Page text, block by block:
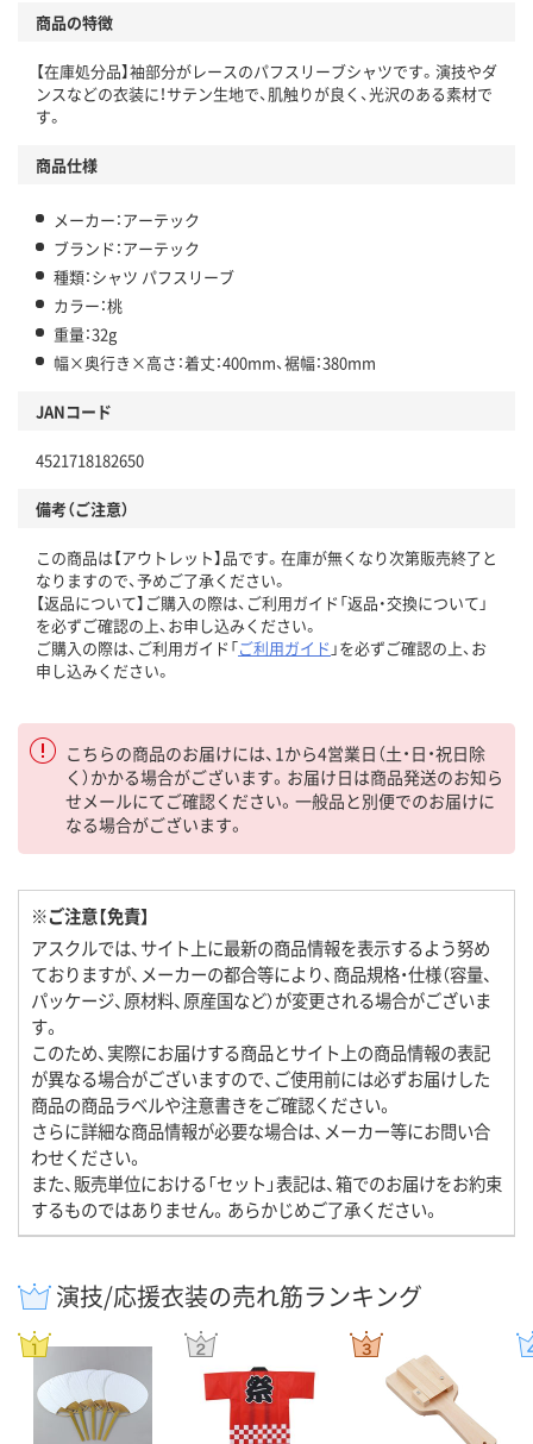
商品の特徴
【在庫処分品】袖部分がレースのパフスリーブシャツです。演技やダ
ンスなどの衣装に！サテン生地で、肌触りが良く、光沢のある素材で
す。
商品仕様
メーカー：アーテック
ブランド：アーテック
種類：シャツ パフスリーブ
カラー：桃
重量：32g
幅×奥行き×高さ：着丈：400mm、裾幅：380mm
JANコード
4521718182650
備考（ご注意）
この商品は【アウトレット】品です。在庫が無くなり次第販売終了と
なりますので、予めご了承ください。
【返品について】ご購入の際は、ご利用ガイド「返品・交換について」
を必ずご確認の上、お申し込みください。
ご購入の際は、ご利用ガイド「ご利用ガイド 」を必ずご確認の上、お
申し込みください。
こちらの商品のお届けには、1から4営業日（土・日・祝日除
く）かかる場合がございます。お届け日は商品発送のお知ら
せメールにてご確認ください。一般品と別便でのお届けに
なる場合がございます。
※ご注意【免責】
アスクルでは、サイト上に最新の商品情報を表示するよう努め
ておりますが、メーカーの都合等により、商品規格・仕様（容量、
パッケージ、原材料、原産国など）が変更される場合がございま
す。
このため、実際にお届けする商品とサイト上の商品情報の表記
が異なる場合がございますので、ご使用前には必ずお届けした
商品の商品ラベルや注意書きをご確認ください。
さらに詳細な商品情報が必要な場合は、メーカー等にお問い合
わせください。
また、販売単位における「セット」表記は、箱でのお届けをお約束
するものではありません。あらかじめご了承ください。
演技/応援衣装の売れ筋ランキング